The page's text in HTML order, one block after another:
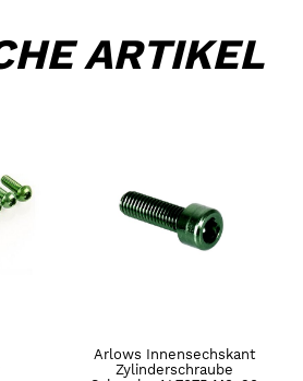
ARTIKEL
Arlows Innensechskant
Zylinderschraube